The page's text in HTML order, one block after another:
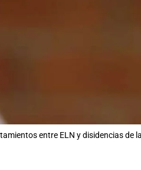
entre ELN y disidencias de